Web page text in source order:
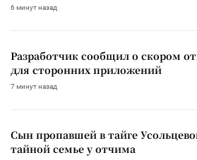
6 минут назад
Разработчик сообщил о скором
для сторонних приложений
7 минут назад
Сын пропавшей в тайге
тайной семье у отчима